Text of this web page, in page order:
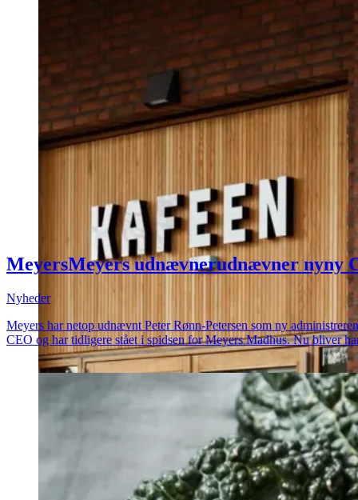
MeyersMeyers udnævnerudnævner nyny
Nyheder
Meyers har netop udnævnt Peter Rønn-Petersen som ny
CEO og har tidligere stået i spidsen for Meyers Madhus. Nu bliver